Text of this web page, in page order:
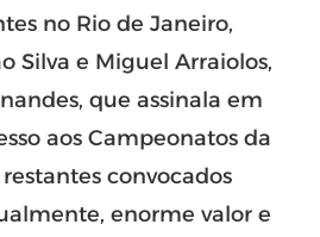
no Rio de Janeiro,
Silva e Miguel Arraiolos,
que assinala em
aos Campeonatos da
convocados
enorme valor e